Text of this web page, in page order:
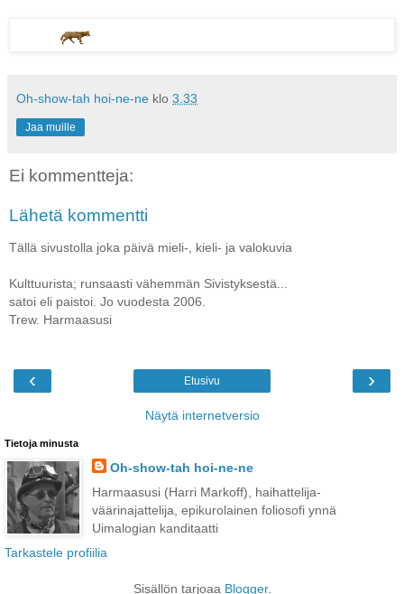
Oh-show-tah hoi-ne-ne klo 3.33
Jaa muille
Ei kommentteja:
Lähetä kommentti
Tällä sivustolla joka päivä mieli-, kieli- ja valokuvia
Kulttuurista; runsaasti vähemmän Sivistyksestä...
satoi eli paistoi. Jo vuodesta 2006.
Trew. Harmaasusi
‹ ›
Etusivu
Näytä internetversio
Tietoja minusta
Oh-show-tah hoi-ne-ne
Harmaasusi (Harri Markoff), haihattelija-
väärinajattelija, epikurolainen foliosofi ynnä
Uimalogian kanditaatti
Tarkastele profiilia
Sisällön tarjoaa Blogger.